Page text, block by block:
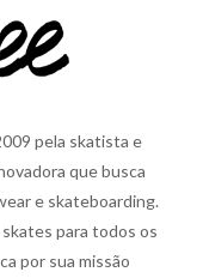
pela skatista e
que busca
e skateboarding.
para todos os
por sua missão